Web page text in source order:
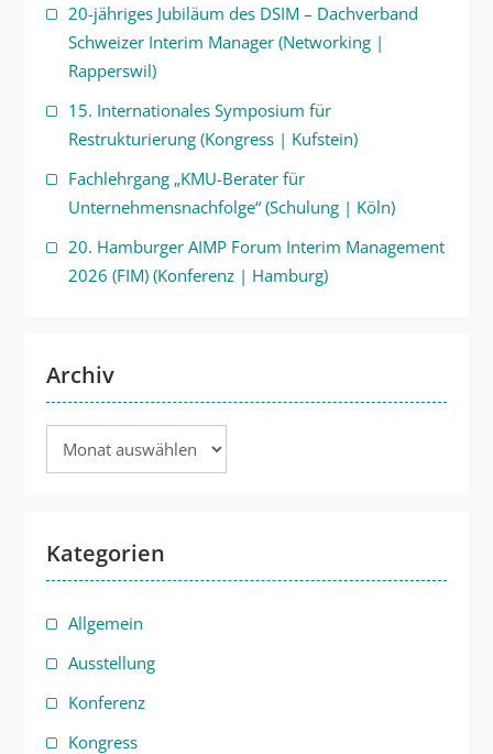
20-jähriges Jubiläum des DSIM – Dachverband
Schweizer Interim Manager (Networking |
Rapperswil)
15. Internationales Symposium für
Restrukturierung (Kongress | Kufstein)
Fachlehrgang „KMU-Berater für
Unternehmensnachfolge“ (Schulung | Köln)
20. Hamburger AIMP Forum Interim Management
2026 (FIM) (Konferenz | Hamburg)
Archiv
Kategorien
Allgemein
Ausstellung
Konferenz
Kongress